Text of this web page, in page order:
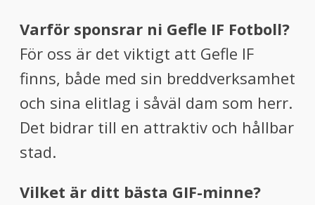
Varför sponsrar ni Gefle IF Fotboll?
För oss är det viktigt att Gefle IF
finns, både med sin breddverksamhet
och sina elitlag i såväl dam som herr.
Det bidrar till en attraktiv och hållbar
stad.
Vilket är ditt bästa GIF-minne?